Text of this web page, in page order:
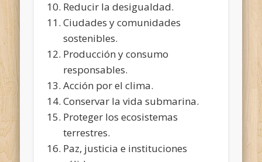
Reducir la desigualdad.
Ciudades y comunidades
sostenibles.
Producción y consumo
responsables.
Acción por el clima.
Conservar la vida submarina.
Proteger los ecosistemas
terrestres.
Paz, justicia e instituciones